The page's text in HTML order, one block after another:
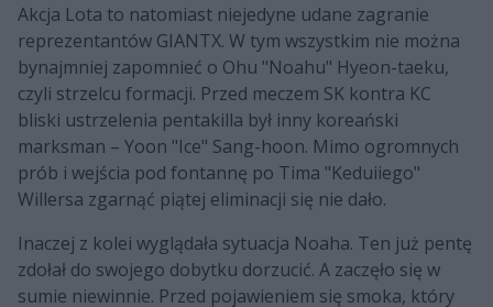
Akcja Lota to natomiast niejedyne udane zagranie
reprezentantów GIANTX. W tym wszystkim nie można
bynajmniej zapomnieć o Ohu "Noahu" Hyeon-taeku,
czyli strzelcu formacji. Przed meczem SK kontra KC
bliski ustrzelenia pentakilla był inny koreański
marksman – Yoon "Ice" Sang-hoon. Mimo ogromnych
prób i wejścia pod fontannę po Tima "Keduiiego"
Willersa zgarnąć piątej eliminacji się nie dało.
Inaczej z kolei wyglądała sytuacja Noaha. Ten już pentę
zdołał do swojego dobytku dorzucić. A zaczęło się w
sumie niewinnie. Przed pojawieniem się smoka, który